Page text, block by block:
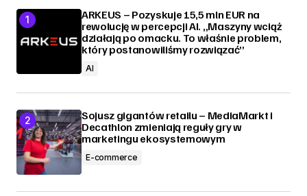
ARKEUS – Pozyskuje 15,5 mln EUR na
rewolucję w percepcji AI. „Maszyny wciąż
działają po omacku. To właśnie problem,
który postanowiliśmy rozwiązać”
AI
Sojusz gigantów retailu – MediaMarkt i
Decathlon zmieniają reguły gry w
marketingu ekosystemowym
E-commerce